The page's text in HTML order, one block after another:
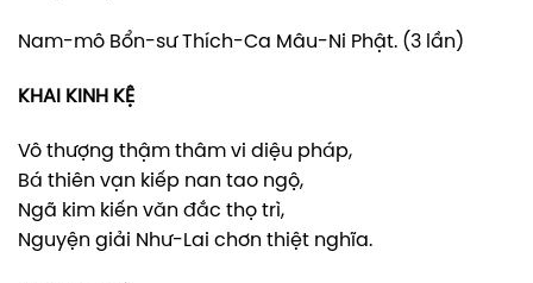
Nam-mô Bổn-sư Thích-Ca Mâu-Ni Phật. (3 lần)
KHAI KINH KỆ
Vô thượng thậm thâm vi diệu pháp,
Bá thiên vạn kiếp nan tao ngộ,
Ngã kim kiến văn đắc thọ trì,
Nguyện giải Như-Lai chơn thiệt nghĩa.